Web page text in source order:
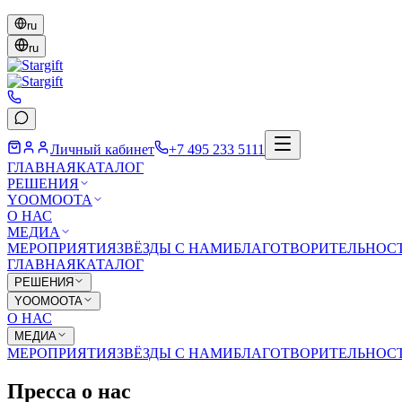
ru
ru
Личный кабинет
+7 495 233 5111
ГЛАВНАЯКАТАЛОГ
РЕШЕНИЯ
YOOMOOTA
О НАС
МЕДИА
МЕРОПРИЯТИЯЗВЁЗДЫ С НАМИ
ГЛАВНАЯКАТАЛОГ
РЕШЕНИЯ
YOOMOOTA
О НАС
МЕДИА
МЕРОПРИЯТИЯЗВЁЗДЫ С НАМИ
Пресса о нас